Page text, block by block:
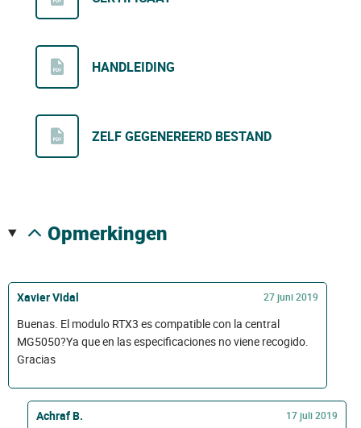
HANDLEIDING
ZELF GEGENEREERD BESTAND
opmerkingen
Xavier Vidal 27 juni 2019
Buenas. El modulo RTX3 es compatible con la central
MG5050?Ya que en las especificaciones no viene recogido.
Gracias
Achraf B. 17 juli 2019